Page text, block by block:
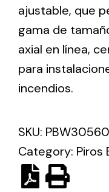
Solar lighting
Variety of solar
ajustable, que
gama de
axial en línea,
para
incendios.
SKU:
Category: Piros